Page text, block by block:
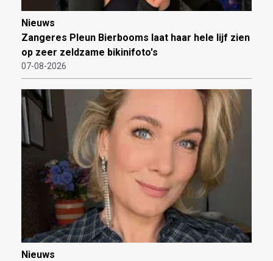
Nieuws
Zangeres Pleun Bierbooms laat haar hele lijf zien
op zeer zeldzame bikinifoto's
07-08-2026
Nieuws